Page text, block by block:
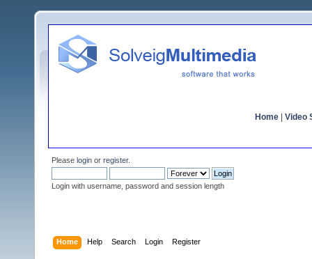
Home Video
Please login or register.
Login with username, password and session length
Home Help Search Login Register